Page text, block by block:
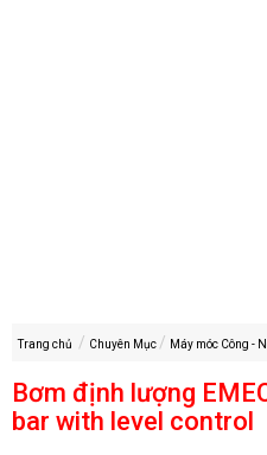
Trang chủ Chuyên Mục Máy móc Công -
Bơm định lượng
bar with level control